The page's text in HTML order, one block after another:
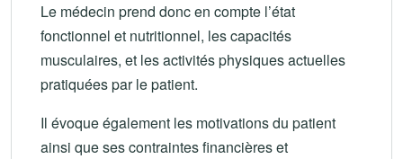
Le médecin prend donc en compte l’état
fonctionnel et nutritionnel, les capacités
musculaires, et les activités physiques actuelles
pratiquées par le patient.
Il évoque également les motivations du patient
ainsi que ses contraintes financières et